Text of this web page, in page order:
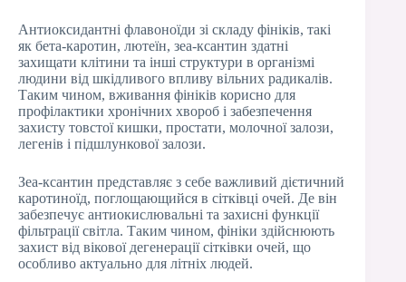
Антиоксидантні флавоноїди зі складу фініків, такі
як бета-каротин, лютеїн, зеа-ксантин здатні
захищати клітини та інші структури в організмі
людини від шкідливого впливу вільних радикалів.
Таким чином, вживання фініків корисно для
профілактики хронічних хвороб і забезпечення
захисту товстої кишки, простати, молочної залози,
легенів і підшлункової залози.
Зеа-ксантин представляє з себе важливий дієтичний
каротиноїд, поглощающийся в сітківці очей. Де він
забезпечує антиокислювальні та захисні функції
фільтрації світла. Таким чином, фініки здійснюють
захист від вікової дегенерації сітківки очей, що
особливо актуально для літніх людей.